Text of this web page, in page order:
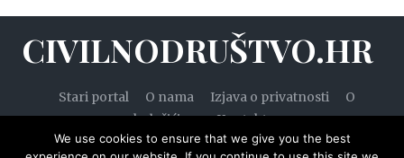
CIVILNODRUŠTVO.HR
Stari portal O nama Izjava o privatnosti
O
kolačićima
Kontakt
We use cookies to ensure that we give you the best